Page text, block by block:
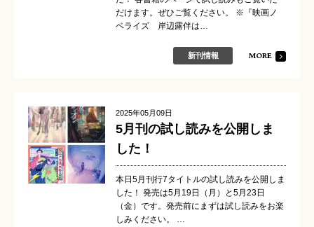
だけます。ぜひご覧ください。 ※『映画ノ
ベライズ 岸辺露伴は…
新刊情報 MORE
2025年05月09日
5月刊の試し読みを公開しま
した！
本日5月刊行7タイトルの試し読みを公開しま
した！ 発売は5月19日（月）と5月23日
（金）です。発売前にまずは試し読みをお楽
しみください。 …